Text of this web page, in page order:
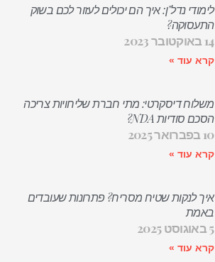
לימודי נדל"ן: איך הם יכולים לעזור לכם בשוק
התעסוקה?
14 באוקטובר 2023
קרא עוד »
משלוח דיסקרטי: מתי חברת שליחויות צריכה
הסכם סודיות NDA?
10 בפברואר 2025
קרא עוד »
איך לנקות שטיח מסריח? פתרונות שעובדים
באמת
5 באוגוסט 2025
קרא עוד »